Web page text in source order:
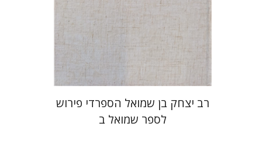
מחיר השקה
$50
$35
רב יצחק בן שמואל הספרדי פירוש
לספר שמואל ב